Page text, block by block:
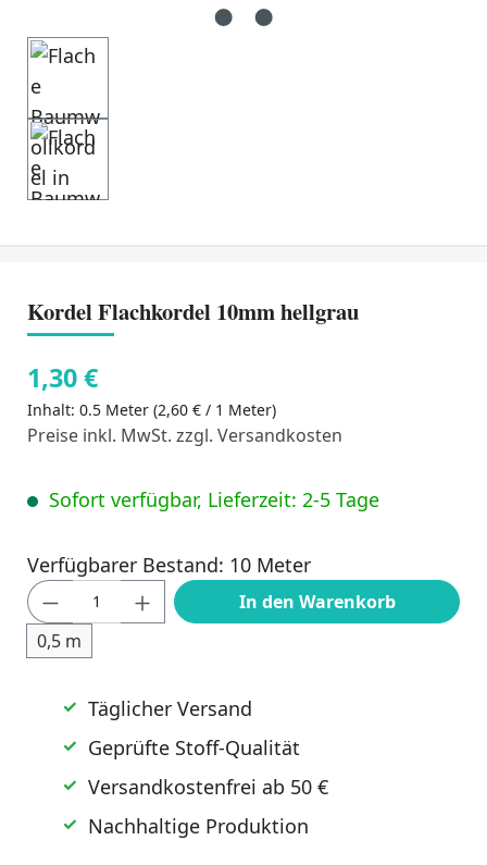
Kordel Flachkordel 10mm hellgrau
1,30 €
Inhalt: 0.5 Meter (2,60 € / 1 Meter)
Preise inkl. MwSt. zzgl. Versandkosten
Sofort verfügbar, Lieferzeit: 2-5 Tage
Verfügbarer Bestand: 10 Meter
Produkt Anzahl: Gib den gewünschten
0,5 m
In den Warenkorb
Täglicher Versand
Geprüfte Stoff-Qualität
Versandkostenfrei ab 50 €
Nachhaltige Produktion